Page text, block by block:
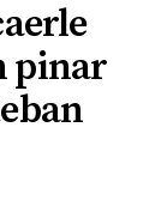
pinar